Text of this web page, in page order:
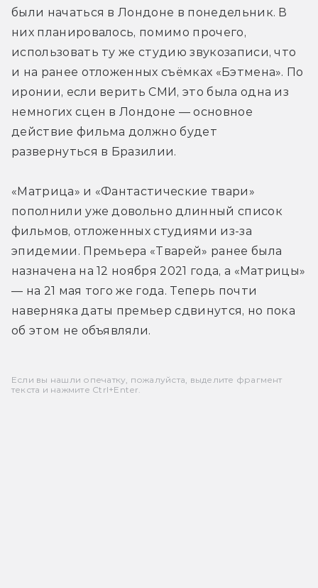
были начаться в Лондоне в понедельник. В
них планировалось, помимо прочего,
использовать ту же студию звукозаписи, что
и на ранее отложенных съёмках «Бэтмена». По
иронии, если верить СМИ, это была одна из
немногих сцен в Лондоне — основное
действие фильма должно будет
развернуться в Бразилии.
«Матрица» и «Фантастические твари»
пополнили уже довольно длинный список
фильмов, отложенных студиями из-за
эпидемии. Премьера «Тварей» ранее была
назначена на 12 ноября 2021 года, а «Матрицы»
— на 21 мая того же года. Теперь почти
наверняка даты премьер сдвинутся, но пока
об этом не объявляли.
Если вы нашли опечатку, пожалуйста, выделите фрагмент
текста и нажмите Ctrl+Enter.